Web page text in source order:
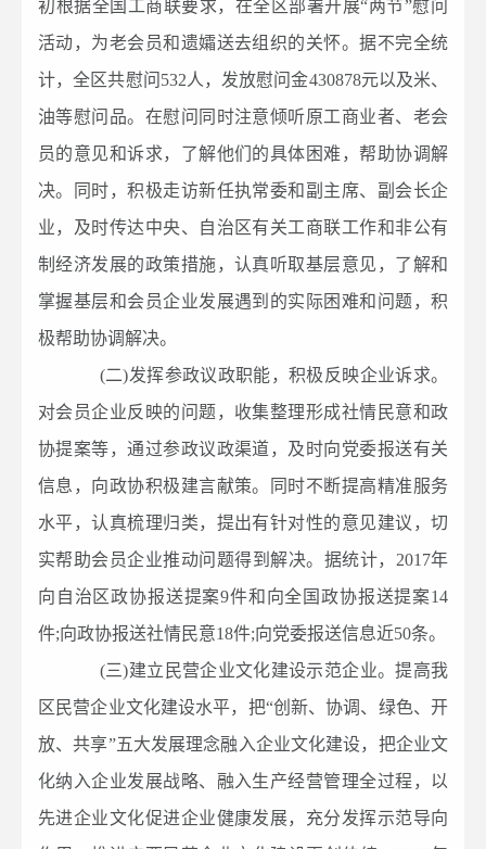
初根据全国工商联要求，在全区部署开展“两节”慰问
活动，为老会员和遗孀送去组织的关怀。据不完全统
计，全区共慰问532人，发放慰问金430878元以及米、
油等慰问品。在慰问同时注意倾听原工商业者、老会
员的意见和诉求，了解他们的具体困难，帮助协调解
决。同时，积极走访新任执常委和副主席、副会长企
业，及时传达中央、自治区有关工商联工作和非公有
制经济发展的政策措施，认真听取基层意见，了解和
掌握基层和会员企业发展遇到的实际困难和问题，积
极帮助协调解决。
(二)发挥参政议政职能，积极反映企业诉求。
对会员企业反映的问题，收集整理形成社情民意和政
协提案等，通过参政议政渠道，及时向党委报送有关
信息，向政协积极建言献策。同时不断提高精准服务
水平，认真梳理归类，提出有针对性的意见建议，切
实帮助会员企业推动问题得到解决。据统计，2017年
向自治区政协报送提案9件和向全国政协报送提案14
件;向政协报送社情民意18件;向党委报送信息近50条。
(三)建立民营企业文化建设示范企业。提高我
区民营企业文化建设水平，把“创新、协调、绿色、开
放、共享”五大发展理念融入企业文化建设，把企业文
化纳入企业发展战略、融入生产经营管理全过程，以
先进企业文化促进企业健康发展，充分发挥示范导向